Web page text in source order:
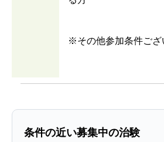
※その他参加条件ござ
条件の近い募集中の治験